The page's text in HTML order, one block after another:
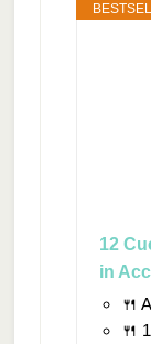
12
in
🍴
🍴